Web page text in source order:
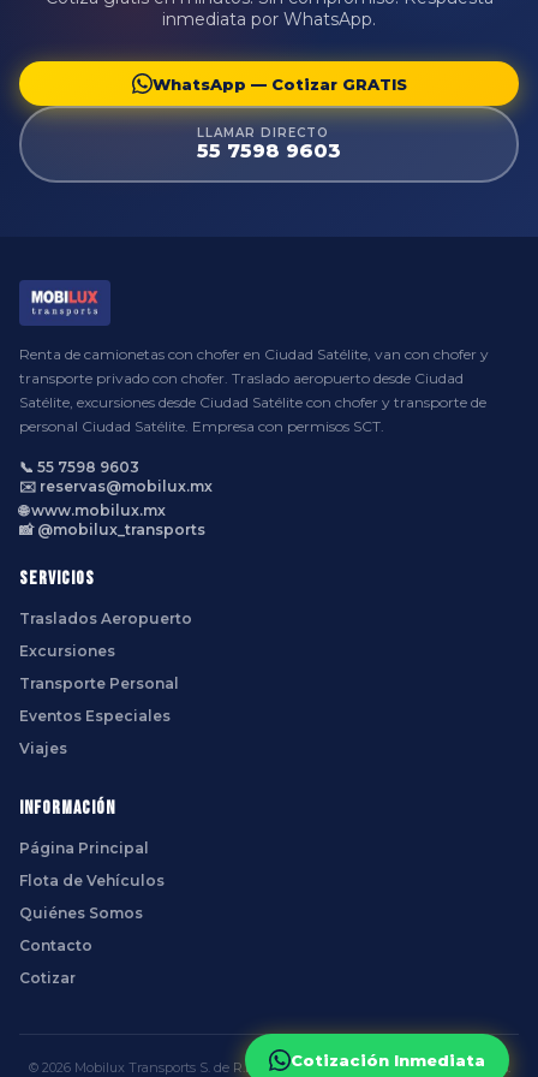
inmediata por WhatsApp.
WhatsApp — Cotizar GRATIS
LLAMAR DIRECTO
55 7598 9603
Renta de camionetas con chofer en Ciudad Satélite, van con chofer y
transporte privado con chofer. Traslado aeropuerto desde Ciudad
Satélite, excursiones desde Ciudad Satélite con chofer y transporte de
personal Ciudad Satélite. Empresa con permisos SCT.
📞 55 7598 9603
✉️ reservas@mobilux.mx
🌐 www.mobilux.mx
📸 @mobilux_transports
Servicios
Traslados Aeropuerto
Excursiones
Transporte Personal
Eventos Especiales
Viajes
Información
Página Principal
Flota de Vehículos
Quiénes Somos
Contacto
Cotizar
© 2026 Mobilux Transports S. de R.L. de C.V. — Todos los derechos reservados.
Cotización Inmediata